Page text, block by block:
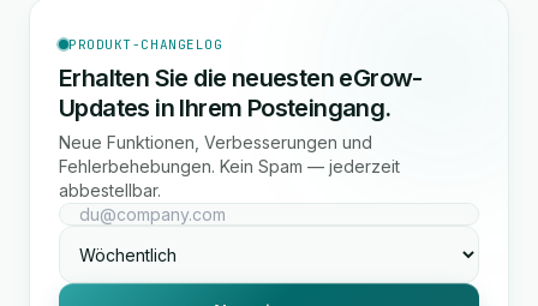
PRODUKT-CHANGELOG
Erhalten Sie die neuesten eGrow-
Updates in Ihrem Posteingang.
Neue Funktionen, Verbesserungen und
Fehlerbehebungen. Kein Spam — jederzeit
abbestellbar.